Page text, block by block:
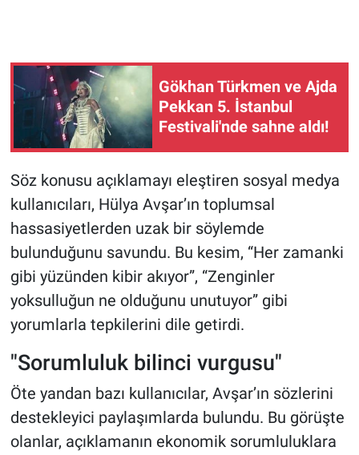
Gökhan Türkmen ve Ajda
Pekkan 5. İstanbul
Festivali'nde sahne aldı!
Söz konusu açıklamayı eleştiren sosyal medya
kullanıcıları, Hülya Avşar’ın toplumsal
hassasiyetlerden uzak bir söylemde
bulunduğunu savundu. Bu kesim, “Her zamanki
gibi yüzünden kibir akıyor”, “Zenginler
yoksulluğun ne olduğunu unutuyor” gibi
yorumlarla tepkilerini dile getirdi.
"Sorumluluk bilinci vurgusu"
Öte yandan bazı kullanıcılar, Avşar’ın sözlerini
destekleyici paylaşımlarda bulundu. Bu görüşte
olanlar, açıklamanın ekonomik sorumluluklara